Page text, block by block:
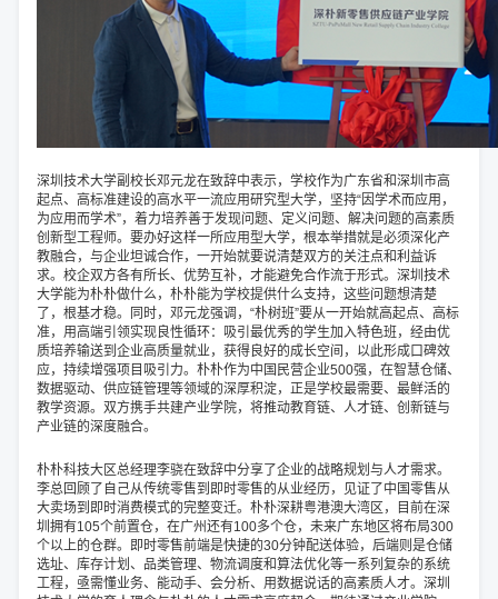
深圳技术大学副校长邓元龙在致辞中表示，学校作为广东省和深圳市高
起点、高标准建设的高水平一流应用研究型大学，坚持“因学术而应用，
为应用而学术”，着力培养善于发现问题、定义问题、解决问题的高素质
创新型工程师。要办好这样一所应用型大学，根本举措就是必须深化产
教融合，与企业坦诚合作，一开始就要说清楚双方的关注点和利益诉
求。校企双方各有所长、优势互补，才能避免合作流于形式。深圳技术
大学能为朴朴做什么，朴朴能为学校提供什么支持，这些问题想清楚
了，根基才稳。同时，邓元龙强调，“朴树班”要从一开始就高起点、高标
准，用高端引领实现良性循环：吸引最优秀的学生加入特色班，经由优
质培养输送到企业高质量就业，获得良好的成长空间，以此形成口碑效
应，持续增强项目吸引力。朴朴作为中国民营企业500强，在智慧仓储、
数据驱动、供应链管理等领域的深厚积淀，正是学校最需要、最鲜活的
教学资源。双方携手共建产业学院，将推动教育链、人才链、创新链与
产业链的深度融合。
朴朴科技大区总经理李骁在致辞中分享了企业的战略规划与人才需求。
李总回顾了自己从传统零售到即时零售的从业经历，见证了中国零售从
大卖场到即时消费模式的完整变迁。朴朴深耕粤港澳大湾区，目前在深
圳拥有105个前置仓，在广州还有100多个仓，未来广东地区将布局300
个以上的仓群。即时零售前端是快捷的30分钟配送体验，后端则是仓储
选址、库存计划、品类管理、物流调度和算法优化等一系列复杂的系统
工程，亟需懂业务、能动手、会分析、用数据说话的高素质人才。深圳